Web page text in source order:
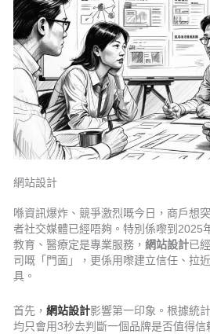
網站設計
喺資訊爆炸、競爭激烈嘅今日，商戶想
者社交媒體已經唔夠。特別係嚟到2025
教育、醫療定是專業服務，網站設計已
司嘅「門面」，更係用嚟建立信任、拉
具。
首先，網站設計影響第一印象。根據統
均只會用3秒去判斷一個品牌是否值得